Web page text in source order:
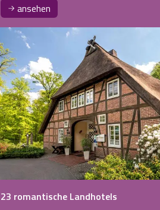
ansehen
23 romantische Landhotels